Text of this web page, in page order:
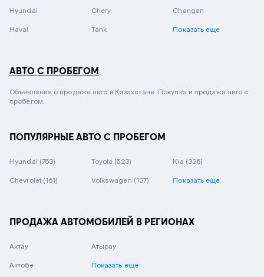
Hyundai Chery Changan
Haval Tank Показать еще
АВТО С ПРОБЕГОМ
Объявления о продаже авто в Казахстане. Покупка и продажа авто с
пробегом.
ПОПУЛЯРНЫЕ АВТО С ПРОБЕГОМ
Hyundai (753) Toyota (523) Kia (326)
Chevrolet (161) Volkswagen (137) Показать еще
ПРОДАЖА АВТОМОБИЛЕЙ В РЕГИОНАХ
Актау
Актобе
Атырау
Показать еще